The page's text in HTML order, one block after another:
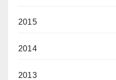
2015
2014
2013